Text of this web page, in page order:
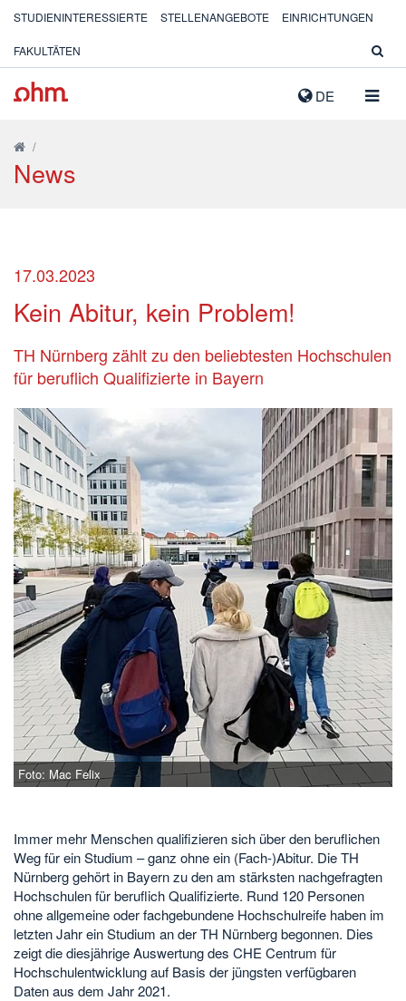
DE
STUDIENINTERESSIERTE STELLENANGEBOTE EINRICHTUNGEN
FAKULTÄTEN
/
News
17.03.2023
Kein Abitur, kein Problem!
TH Nürnberg zählt zu den beliebtesten Hochschulen
für beruflich Qualifizierte in Bayern
Foto: Mac Felix
Immer mehr Menschen qualifizieren sich über den beruflichen
Weg für ein Studium – ganz ohne ein (Fach-)Abitur. Die TH
Nürnberg gehört in Bayern zu den am stärksten nachgefragten
Hochschulen für beruflich Qualifizierte. Rund 120 Personen
ohne allgemeine oder fachgebundene Hochschulreife haben im
letzten Jahr ein Studium an der TH Nürnberg begonnen. Dies
zeigt die diesjährige Auswertung des CHE Centrum für
Hochschulentwicklung auf Basis der jüngsten verfügbaren
Daten aus dem Jahr 2021.